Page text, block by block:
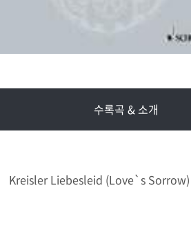
수록곡 & 소개
Kreisler Liebesleid (Love`s